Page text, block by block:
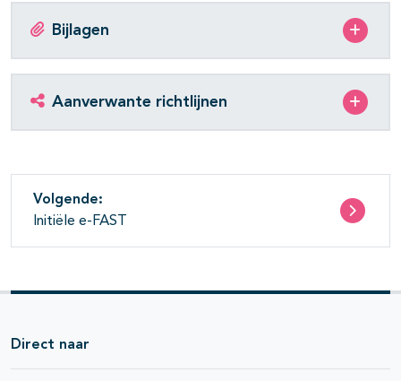
Bijlagen
Aanverwante richtlijnen
Volgende:
Initiële e-FAST
Direct naar